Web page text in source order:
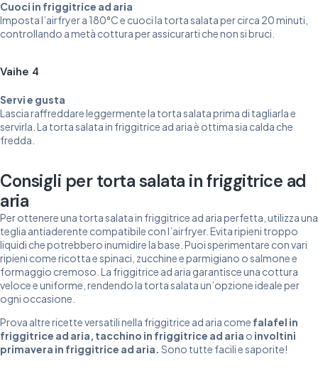
Cuoci in friggitrice ad aria
Imposta l’airfryer a 180°C e cuoci la torta salata per circa 20 minuti,
controllando a metà cottura per assicurarti che non si bruci.
Vaihe 4
Servi e gusta
Lascia raffreddare leggermente la torta salata prima di tagliarla e
servirla. La torta salata in friggitrice ad aria è ottima sia calda che
fredda.
Consigli per torta salata in friggitrice ad
aria
Per ottenere una torta salata in friggitrice ad aria perfetta, utilizza una
teglia antiaderente compatibile con l’airfryer. Evita ripieni troppo
liquidi che potrebbero inumidire la base. Puoi sperimentare con vari
ripieni come ricotta e spinaci, zucchine e parmigiano o salmone e
formaggio cremoso. La friggitrice ad aria garantisce una cottura
veloce e uniforme, rendendo la torta salata un’opzione ideale per
ogni occasione.
Prova altre ricette versatili nella friggitrice ad aria come falafel in
friggitrice ad aria, tacchino in friggitrice ad aria o involtini
primavera in friggitrice ad aria. Sono tutte facili e saporite!